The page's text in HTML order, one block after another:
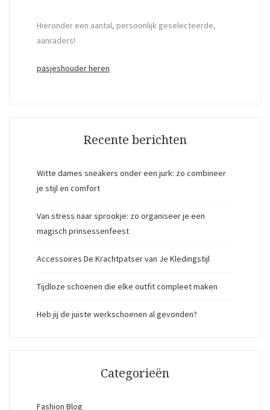
Hieronder een aantal, persoonlijk geselecteerde,
aanraders!
pasjeshouder heren
Recente berichten
Witte dames sneakers onder een jurk: zo combineer
je stijl en comfort
Van stress naar sprookje: zo organiseer je een
magisch prinsessenfeest
Accessoires De Krachtpatser van Je Kledingstijl
Tijdloze schoenen die elke outfit compleet maken
Heb jij de juiste werkschoenen al gevonden?
Categorieën
Fashion Blog